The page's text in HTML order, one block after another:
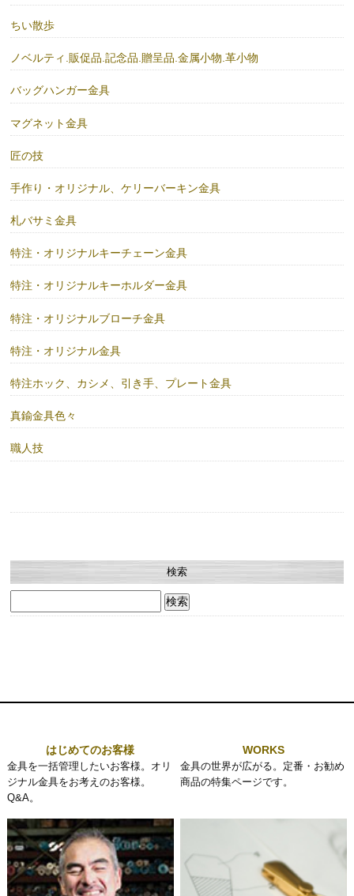
ちい散歩
ノベルティ.販促品.記念品.贈呈品.金属小物.革小物
バッグハンガー金具
マグネット金具
匠の技
手作り・オリジナル、ケリーバーキン金具
札バサミ金具
特注・オリジナルキーチェーン金具
特注・オリジナルキーホルダー金具
特注・オリジナルブローチ金具
特注・オリジナル金具
特注ホック、カシメ、引き手、プレート金具
真鍮金具色々
職人技
検索
索:
はじめてのお客様
金具を一括管理したいお客様。オリ
ジナル金具をお考えのお客様。
Q&A。
WORKS
金具の世界が広がる。定番・お勧め
商品の特集ページです。